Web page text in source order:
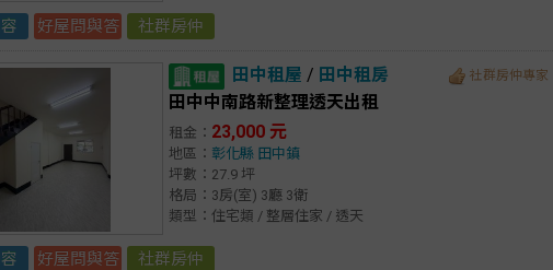
好屋問與答 社群房仲
田中租屋 / 田中租房 社群房仲專家
田中中南路新整理透天出租
租金： 23,000 元
地區： 彰化縣 田中鎮
坪數：27.9 坪
格局：3房(室) 3廳 3衛
類型：住宅類 / 整層住家 / 透天
好屋問與答 社群房仲